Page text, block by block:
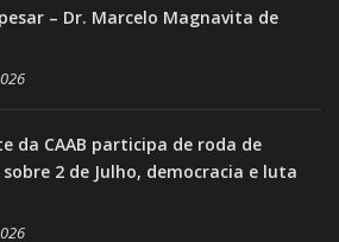
– Dr. Marcelo Magnavita de
da CAAB participa de roda de
sobre 2 de Julho, democracia e luta